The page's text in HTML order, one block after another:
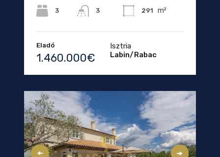
3 3 291 m²
Eladó
1.460.000€
Isztria
Labin/Rabac